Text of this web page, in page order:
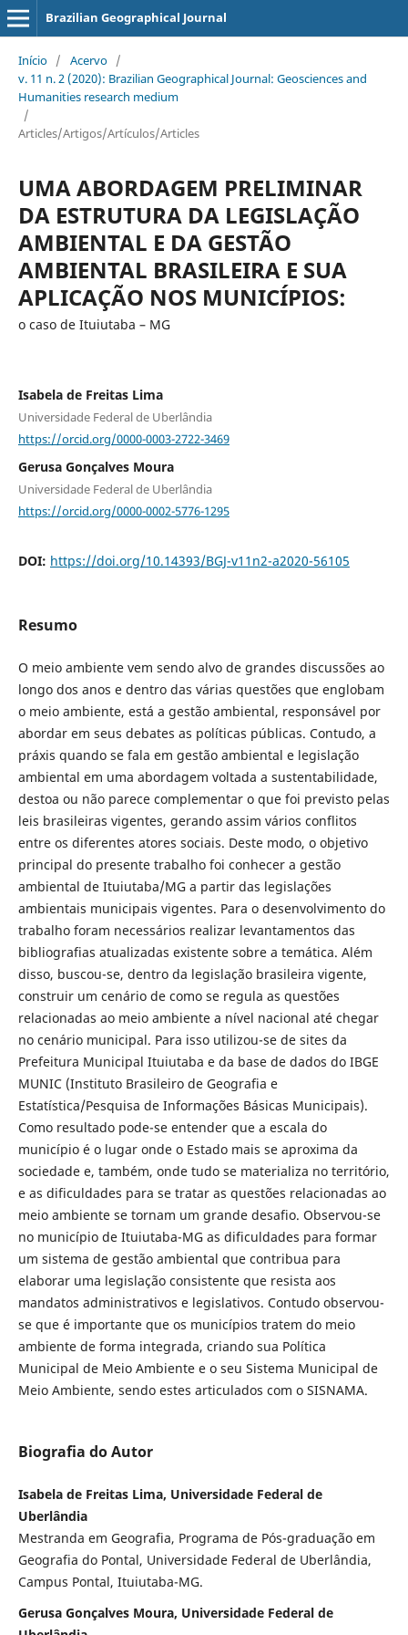
Brazilian Geographical Journal
Início / Acervo /
v. 11 n. 2 (2020): Brazilian Geographical Journal: Geosciences and
Humanities research medium
/
Articles/Artigos/Artículos/Articles
UMA ABORDAGEM PRELIMINAR
DA ESTRUTURA DA LEGISLAÇÃO
AMBIENTAL E DA GESTÃO
AMBIENTAL BRASILEIRA E SUA
APLICAÇÃO NOS MUNICÍPIOS:
o caso de Ituiutaba – MG
Isabela de Freitas Lima
Universidade Federal de Uberlândia
https://orcid.org/0000-0003-2722-3469
Gerusa Gonçalves Moura
Universidade Federal de Uberlândia
https://orcid.org/0000-0002-5776-1295
DOI: https://doi.org/10.14393/BGJ-v11n2-a2020-56105
Resumo
O meio ambiente vem sendo alvo de grandes discussões ao
longo dos anos e dentro das várias questões que englobam
o meio ambiente, está a gestão ambiental, responsável por
abordar em seus debates as políticas públicas. Contudo, a
práxis quando se fala em gestão ambiental e legislação
ambiental em uma abordagem voltada a sustentabilidade,
destoa ou não parece complementar o que foi previsto pelas
leis brasileiras vigentes, gerando assim vários conflitos
entre os diferentes atores sociais. Deste modo, o objetivo
principal do presente trabalho foi conhecer a gestão
ambiental de Ituiutaba/MG a partir das legislações
ambientais municipais vigentes. Para o desenvolvimento do
trabalho foram necessários realizar levantamentos das
bibliografias atualizadas existente sobre a temática. Além
disso, buscou-se, dentro da legislação brasileira vigente,
construir um cenário de como se regula as questões
relacionadas ao meio ambiente a nível nacional até chegar
no cenário municipal. Para isso utilizou-se de sites da
Prefeitura Municipal Ituiutaba e da base de dados do IBGE
MUNIC (Instituto Brasileiro de Geografia e
Estatística/Pesquisa de Informações Básicas Municipais).
Como resultado pode-se entender que a escala do
município é o lugar onde o Estado mais se aproxima da
sociedade e, também, onde tudo se materializa no território,
e as dificuldades para se tratar as questões relacionadas ao
meio ambiente se tornam um grande desafio. Observou-se
no município de Ituiutaba-MG as dificuldades para formar
um sistema de gestão ambiental que contribua para
elaborar uma legislação consistente que resista aos
mandatos administrativos e legislativos. Contudo observou-
se que é importante que os municípios tratem do meio
ambiente de forma integrada, criando sua Política
Municipal de Meio Ambiente e o seu Sistema Municipal de
Meio Ambiente, sendo estes articulados com o SISNAMA.
Biografia do Autor
Isabela de Freitas Lima, Universidade Federal de
Uberlândia
Mestranda em Geografia, Programa de Pós-graduação em
Geografia do Pontal, Universidade Federal de Uberlândia,
Campus Pontal, Ituiutaba-MG.
Gerusa Gonçalves Moura, Universidade Federal de